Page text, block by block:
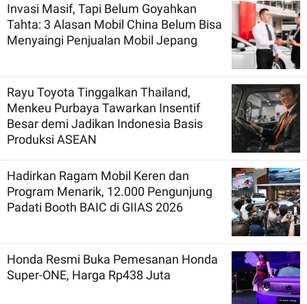
Invasi Masif, Tapi Belum Goyahkan
Tahta: 3 Alasan Mobil China Belum Bisa
Menyaingi Penjualan Mobil Jepang
Rayu Toyota Tinggalkan Thailand,
Menkeu Purbaya Tawarkan Insentif
Besar demi Jadikan Indonesia Basis
Produksi ASEAN
Hadirkan Ragam Mobil Keren dan
Program Menarik, 12.000 Pengunjung
Padati Booth BAIC di GIIAS 2026
Honda Resmi Buka Pemesanan Honda
Super-ONE, Harga Rp438 Juta